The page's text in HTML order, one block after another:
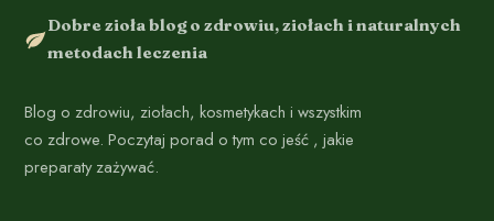
Dobre zioła blog o zdrowiu, ziołach i naturalnych
metodach leczenia
Blog o zdrowiu, ziołach, kosmetykach i wszystkim
co zdrowe. Poczytaj porad o tym co jeść , jakie
preparaty zażywać.